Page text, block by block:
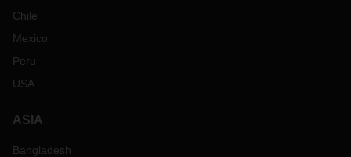
Chile
Mexico
Peru
USA
ASIA
Bangladesh